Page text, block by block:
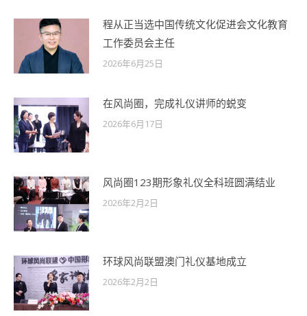
程从正当选中国传统文化促进会文化教育
工作委员会主任
2026年6月25日
在风尚圈，完成礼仪讲师的蜕变
2026年6月17日
风尚圈123期形象礼仪全科班圆满结业
2026年2月2日
环球风尚联盟澳门礼仪基地成立
2026年2月2日